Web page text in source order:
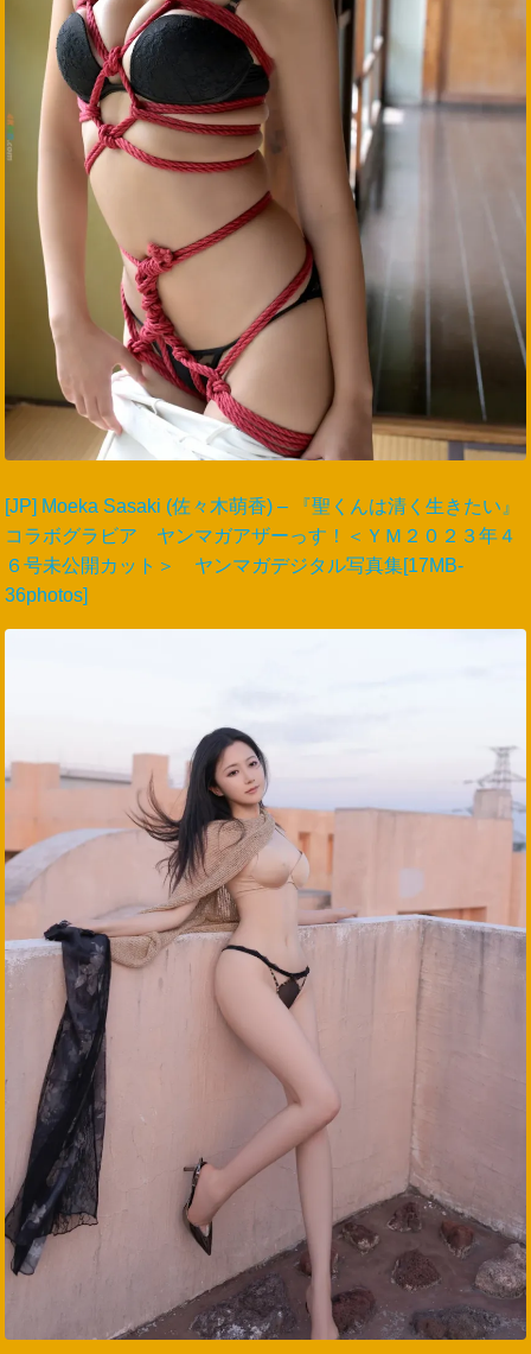
[JP] Moeka Sasaki (佐々木萌香) – 『聖くんは清く生きたい』
コラボグラビア ヤンマガアザーっす！＜ＹＭ２０２３年４
６号未公開カット＞ ヤンマガデジタル写真集[17MB-
36photos]